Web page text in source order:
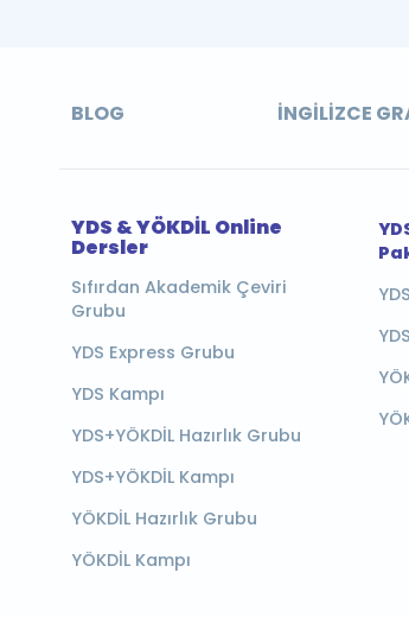
BLOG İNGILIZCE
YDS & YÖKDİL Online
Dersler
Sıfırdan Akademik Çeviri
Grubu
YDS Express Grubu
YDS Kampı
YDS+YÖKDİL Hazırlık Grubu
YDS+YÖKDİL Kampı
YÖKDİL Hazırlık Grubu
YÖKDİL Kampı